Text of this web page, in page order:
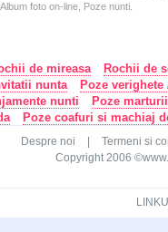
foto on-line, Poze nunti.
de mireasa
Rochii de
nunta
Poze
nunti
Poze
Poze coafuri si machiaj
Despre noi
Termeni si
Copyright 2006